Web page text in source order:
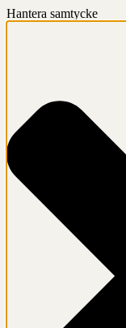
Hantera samtycke